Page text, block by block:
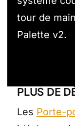
tour de
Palette v2.
PLUS DE
Les Porte-